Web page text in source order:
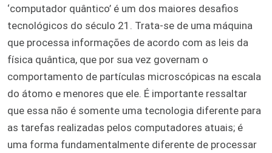
‘computador quântico’ é um dos maiores desafios
tecnológicos do século 21. Trata-se de uma máquina
que processa informações de acordo com as leis da
física quântica, que por sua vez governam o
comportamento de partículas microscópicas na escala
do átomo e menores que ele. É importante ressaltar
que essa não é somente uma tecnologia diferente para
as tarefas realizadas pelos computadores atuais; é
uma forma fundamentalmente diferente de processar